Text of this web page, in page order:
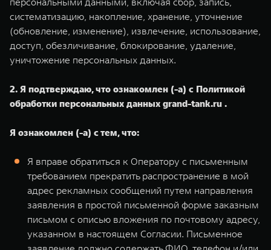
систематизацию, накопление, хранение, уточнение
(обновление, изменение), извлечение, использование,
доступ, обезличивание, блокирование, удаление,
уничтожение персональных данных.
2. Я подтверждаю, что ознакомлен (-а) с Политикой
обработки персональных данных grand-tank.ru .
Я ознакомлен (-а) с тем, что:
Я вправе обратиться к Оператору с письменным
требованием прекратить распространение в мой
адрес рекламных сообщений путем направления
заявления в простой письменной форме заказным
письмом с описью вложения по почтовому адресу,
указанном в настоящем Согласии. Письменное